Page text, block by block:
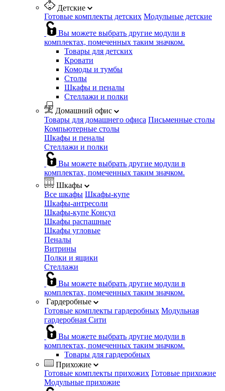
Детские
Готовые комплекты детских Модульные детские
Вы можете выбрать другие модули в
комплектах, помеченных таким значком.
Товары для детских
Кровати
Комоды и тумбы
Столы
Шкафы и пеналы
Стеллажи и полки
Домашний офис
Товары для домашнего офиса Письменные столы
Компьютерные столы
Шкафы и пеналы
Стеллажи и полки
Вы можете выбрать другие модули в
комплектах, помеченных таким значком.
Шкафы
Все шкафы Шкафы-купе
Шкафы-антресоли
Шкафы-купе Консул
Шкафы распашные
Шкафы угловые
Пеналы
Витрины
Полки и ящики
Стеллажи
Вы можете выбрать другие модули в
комплектах, помеченных таким значком.
Гардеробные
Готовые комплекты гардеробных Модульная
гардеробная Сити
Вы можете выбрать другие модули в
комплектах, помеченных таким значком.
Товары для гардеробных
Прихожие
Готовые комплекты прихожих Готовые прихожие
Модульные прихожие